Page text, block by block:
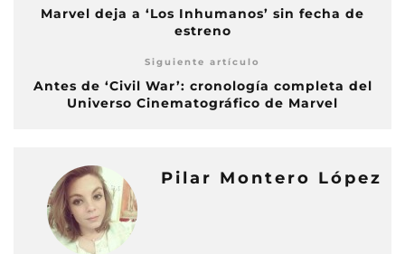
Marvel deja a ‘Los Inhumanos’ sin fecha de
estreno
Siguiente artículo
Antes de ‘Civil War’: cronología completa del
Universo Cinematográfico de Marvel
Pilar Montero López